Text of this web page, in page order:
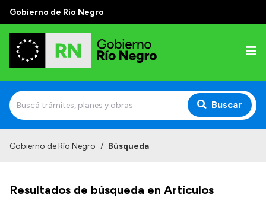
Gobierno de Río Negro
Buscar
Prensa
Gobierno de Río Negro / Búsqueda
Resultados de búsqueda en Artículos